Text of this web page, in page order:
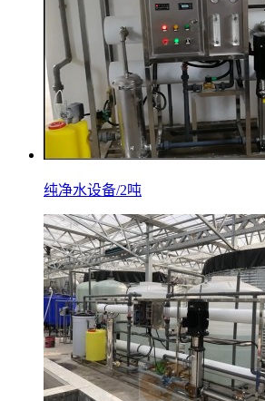
纯净水设备/2吨